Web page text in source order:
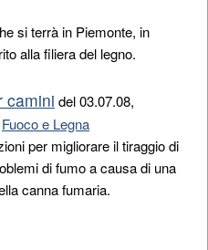
si terrà in Piemonte, in
alla filiera del legno.
camini del03.07.08,
Fuoco e Legna
per migliorare il tiraggio di
di fumo a causa di una
canna fumaria.